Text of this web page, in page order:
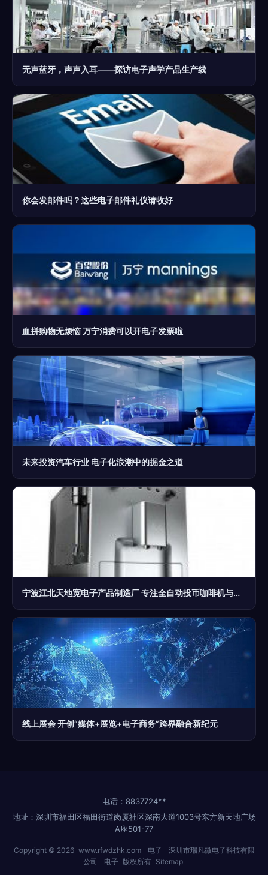
无声蓝牙，声声入耳——探访电子声学产品生产线
你会发邮件吗？这些电子邮件礼仪请收好
血拼购物无烦恼 万宁消费可以开电子发票啦
未来投资汽车行业 电子化浪潮中的掘金之道
宁波江北天地宽电子产品制造厂 专注全自动投币咖啡机与电子产品的创新制造
线上展会 开创“媒体+展览+电子商务”跨界融合新纪元
电话：8837724**
地址：深圳市福田区福田街道岗厦社区深南大道1003号东方新天地广场
A座501-77
Copyright © 2026 www.rfwdzhk.com 电子
深圳市瑞凡微电子科技有限
公司
电子 版权所有 Sitemap